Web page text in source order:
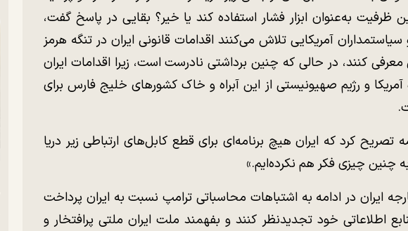
ظرفیت به‌عنوان ابزار فشار استفاده کند یا خیر؟ بقایی در پاسخ گفت،
آمریکایی تلاش می‌کنند اقدامات قانونی ایران در تنگه هرمز
معرفی کنند، در حالی که چنین برداشتی نادرست است، زیرا اقدامات ایران
و رژیم صهیونیستی از این آبراه و خاک کشور‌های خلیج فارس برای
تصریح کرد که ایران هیچ برنامه‌ای برای قطع کابل‌های ارتباطی زیر دریا
چنین چیزی فکر هم نکرده‌ایم.»
ایران در ادامه به اشتباهات محاسباتی ترامپ نسبت به ایران پرداخت
اطلاعاتی خود تجدیدنظر کنند و بفهمند ملت ایران ملتی پرافتخار و